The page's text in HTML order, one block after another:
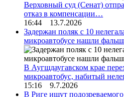
Верховный суд (Сенат)
отказ в компенсации…
16:44 13.7.2026
Задержан поляк с 10
микроавтобусе нашли
В Аугшдаугавском крае
микроавтобус, набитый
15:16 9.7.2026
В Риге ищут